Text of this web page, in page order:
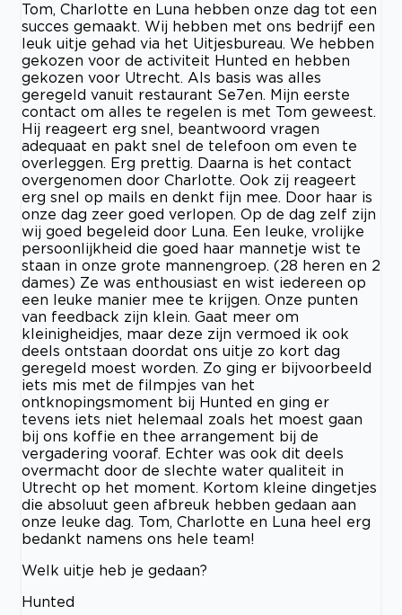
Tom, Charlotte en Luna hebben onze dag tot een
succes gemaakt. Wij hebben met ons bedrijf een
leuk uitje gehad via het Uitjesbureau. We hebben
gekozen voor de activiteit Hunted en hebben
gekozen voor Utrecht. Als basis was alles
geregeld vanuit restaurant Se7en. Mijn eerste
contact om alles te regelen is met Tom geweest.
Hij reageert erg snel, beantwoord vragen
adequaat en pakt snel de telefoon om even te
overleggen. Erg prettig. Daarna is het contact
overgenomen door Charlotte. Ook zij reageert
erg snel op mails en denkt fijn mee. Door haar is
onze dag zeer goed verlopen. Op de dag zelf zijn
wij goed begeleid door Luna. Een leuke, vrolijke
persoonlijkheid die goed haar mannetje wist te
staan in onze grote mannengroep. (28 heren en 2
dames) Ze was enthousiast en wist iedereen op
een leuke manier mee te krijgen. Onze punten
van feedback zijn klein. Gaat meer om
kleinigheidjes, maar deze zijn vermoed ik ook
deels ontstaan doordat ons uitje zo kort dag
geregeld moest worden. Zo ging er bijvoorbeeld
iets mis met de filmpjes van het
ontknopingsmoment bij Hunted en ging er
tevens iets niet helemaal zoals het moest gaan
bij ons koffie en thee arrangement bij de
vergadering vooraf. Echter was ook dit deels
overmacht door de slechte water qualiteit in
Utrecht op het moment. Kortom kleine dingetjes
die absoluut geen afbreuk hebben gedaan aan
onze leuke dag. Tom, Charlotte en Luna heel erg
bedankt namens ons hele team!
Welk uitje heb je gedaan?
Hunted